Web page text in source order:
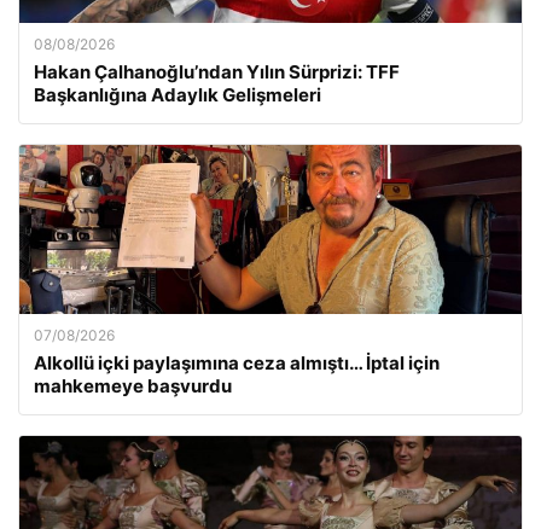
08/08/2026
Hakan Çalhanoğlu’ndan Yılın Sürprizi: TFF
Başkanlığına Adaylık Gelişmeleri
07/08/2026
Alkollü içki paylaşımına ceza almıştı… İptal için
mahkemeye başvurdu